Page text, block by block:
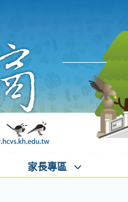
家長專區